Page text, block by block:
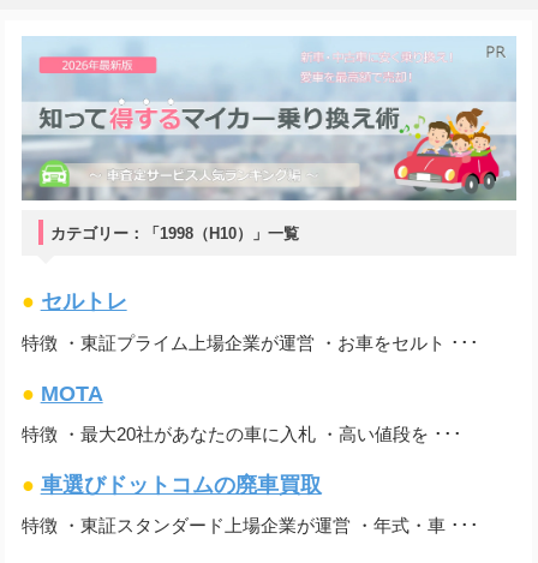
カテゴリー：「1998（H10）」一覧
● セルトレ
特徴 ・東証プライム上場企業が運営 ・お車をセルト ･･･
● MOTA
特徴 ・最大20社があなたの車に入札 ・高い値段を ･･･
● 車選びドットコムの廃車買取
特徴 ・東証スタンダード上場企業が運営 ・年式・車 ･･･